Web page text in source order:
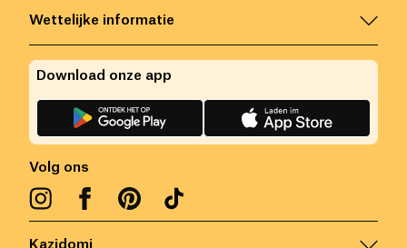
Kazidomi
Wettelijke informatie
Volg ons
Download onze app